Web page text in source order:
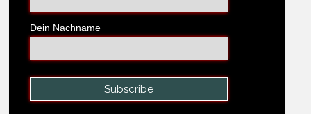
Dein Nachname